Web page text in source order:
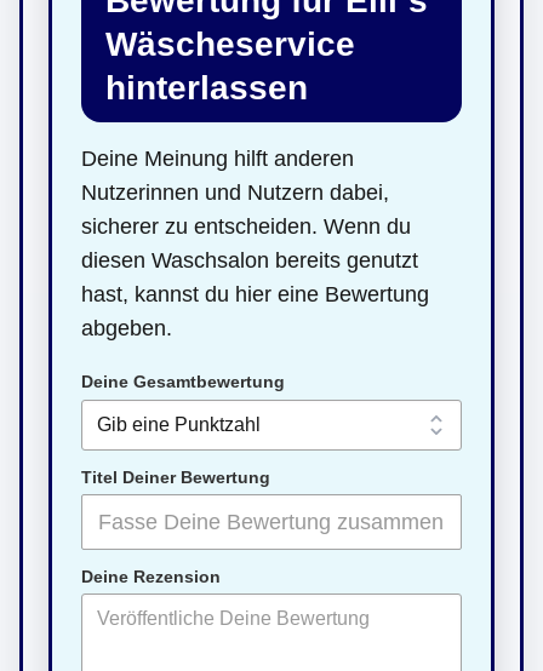
Wäscheservice
hinterlassen
Deine Meinung hilft anderen
Nutzerinnen und Nutzern dabei,
sicherer zu entscheiden. Wenn du
diesen Waschsalon bereits genutzt
hast, kannst du hier eine Bewertung
abgeben.
Deine Gesamtbewertung
Titel Deiner Bewertung
Deine Rezension